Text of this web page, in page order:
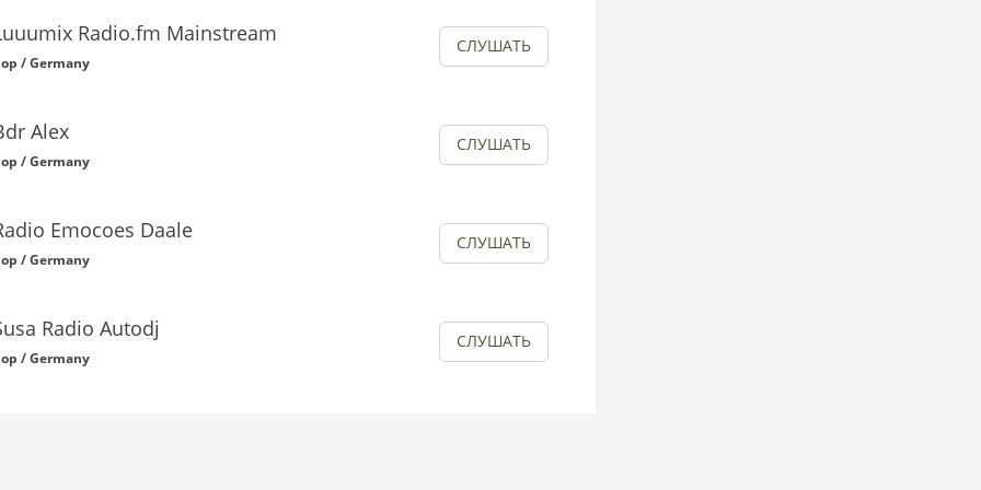
Radio.fm Mainstream
/ Germany
СЛУШАТЬ
Alex
/ Germany
СЛУШАТЬ
Emocoes Daale
/ Germany
СЛУШАТЬ
Radio Autodj
/ Germany
СЛУШАТЬ